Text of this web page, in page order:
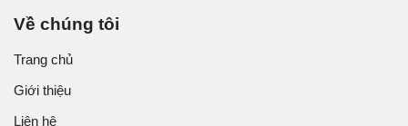
Về chúng tôi
Trang chủ
Giới thiệu
Liên hệ